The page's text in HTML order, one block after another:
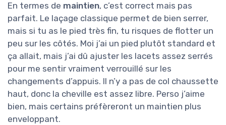
En termes de maintien, c’est correct mais pas
parfait. Le laçage classique permet de bien serrer,
mais si tu as le pied très fin, tu risques de flotter un
peu sur les côtés. Moi j’ai un pied plutôt standard et
ça allait, mais j’ai dû ajuster les lacets assez serrés
pour me sentir vraiment verrouillé sur les
changements d’appuis. Il n’y a pas de col chaussette
haut, donc la cheville est assez libre. Perso j’aime
bien, mais certains préfèreront un maintien plus
enveloppant.